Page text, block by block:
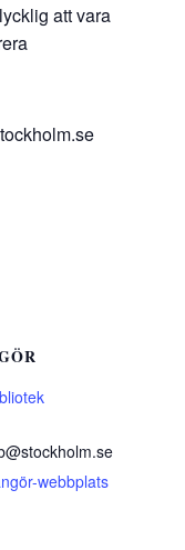
att vara
webbplats